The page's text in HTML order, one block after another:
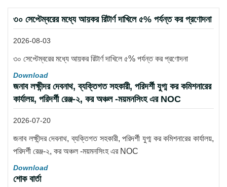
৩০ সেপ্টেম্বরের মধ্যে আয়কর রিটার্ণ দাখিলে ৫% পর্যন্ত কর প্রণোদনা
2026-08-03
৩০ সেপ্টেম্বরের মধ্যে আয়কর রিটার্ণ দাখিলে ৫% পর্যন্ত কর প্রণোদনা
Download
জনাব লক্ষীন্দর দেবনাথ, ব্যক্তিগত সহকারী, পরিদর্শী যুগ্ম কর কমিশনারের
কার্যালয়, পরিদর্শী রেঞ্জ-২, কর অঞ্চল -ময়মনসিংহ এর NOC
2026-07-20
জনাব লক্ষীন্দর দেবনাথ, ব্যক্তিগত সহকারী, পরিদর্শী যুগ্ম কর কমিশনারের কার্যালয়,
পরিদর্শী রেঞ্জ-২, কর অঞ্চল -ময়মনসিংহ এর NOC
Download
শোক বার্তা